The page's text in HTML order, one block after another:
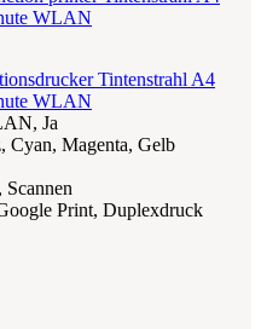
Tintenstrahl A4
WLAN
Ja
Cyan, Magenta, Gelb
Print, Duplexdruck